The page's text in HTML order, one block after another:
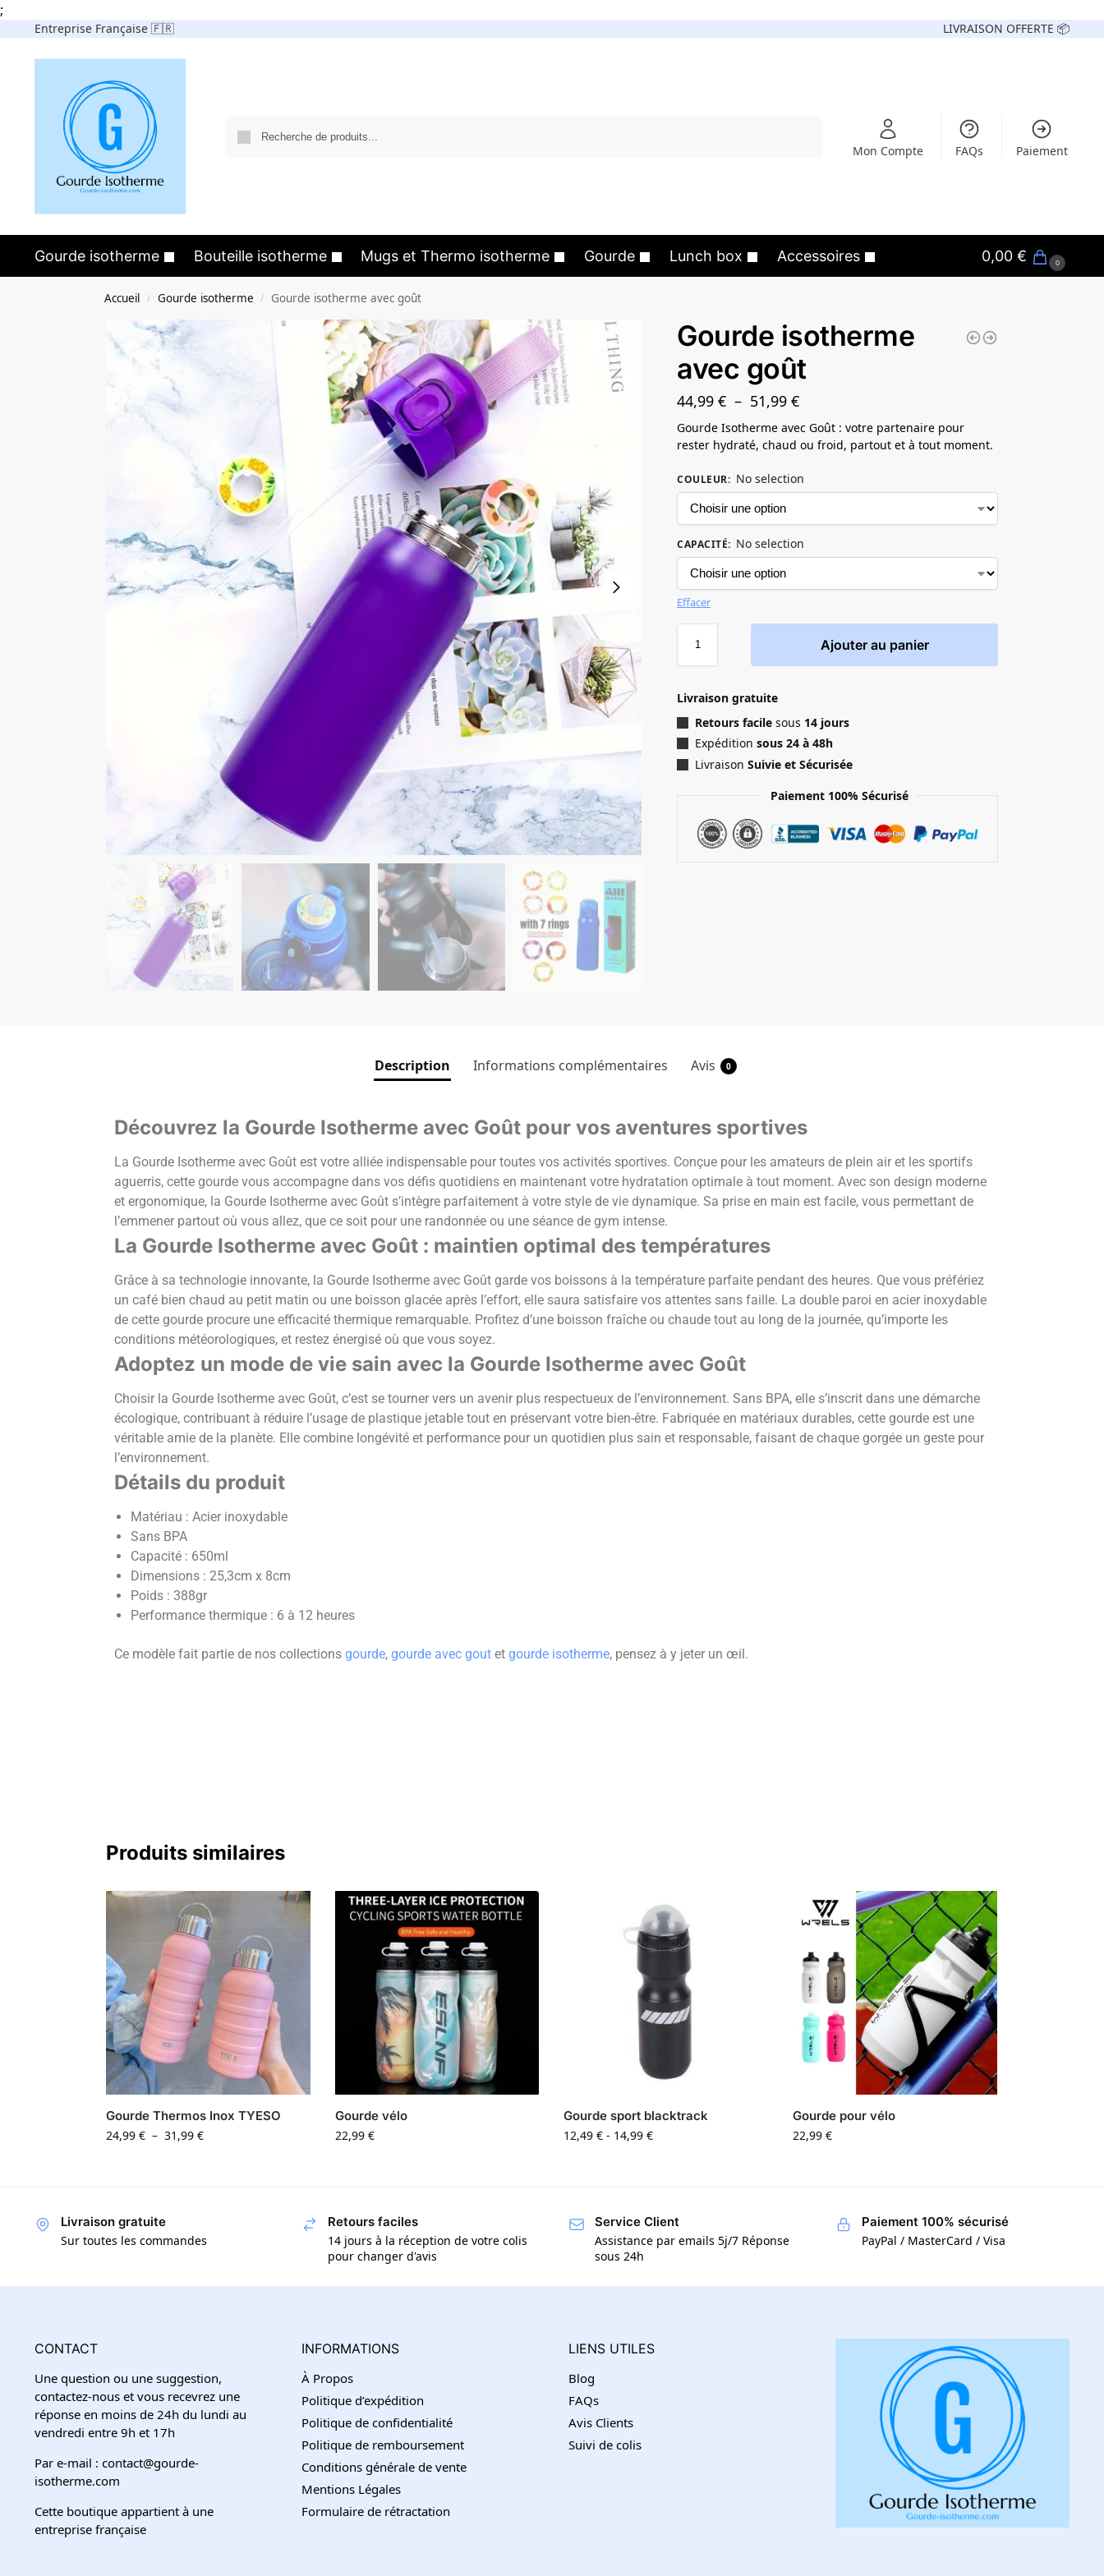
;
Entreprise Française 🇫🇷 LIVRAISON OFFERTE 📦
Mon Compte FAQs Paiement
Gourde isotherme Bouteille isotherme Mugs et Thermo isotherme Gourde Lunch box Accessoires 0,00€ 0
Accueil / Gourde isotherme / Gourde isotherme avec goût
Gourde isotherme
avec goût
44,99€ – 51,99€
Gourde Isotherme avec Goût : votre partenaire pour
rester hydraté, chaud ou froid, partout et à tout moment.
COULEUR: No selection
CAPACITÉ: No selection
Effacer
Ajouter au panier
Livraison gratuite
Retours facile sous 14 jours
Expédition sous 24 à 48h
LivraisonSuivie et Sécurisée
Paiement 100% Sécurisé
Description Informations complémentaires Avis 0
Découvrez la Gourde Isotherme avec Goût pour vos aventures sportives
La Gourde Isotherme avec Goût est votre alliée indispensable pour toutes vos activités sportives. Conçue pour les amateurs de plein air et les sportifs
aguerris, cette gourde vous accompagne dans vos défis quotidiens en maintenant votre hydratation optimale à tout moment. Avec son design moderne
et ergonomique, la Gourde Isotherme avec Goût s’intègre parfaitement à votre style de vie dynamique. Sa prise en main est facile, vous permettant de
l’emmener partout où vous allez, que ce soit pour une randonnée ou une séance de gym intense.
La Gourde Isotherme avec Goût : maintien optimal des températures
Grâce à sa technologie innovante, la Gourde Isotherme avec Goût garde vos boissons à la température parfaite pendant des heures. Que vous préfériez
un café bien chaud au petit matin ou une boisson glacée après l’effort, elle saura satisfaire vos attentes sans faille. La double paroi en acier inoxydable
de cette gourde procure une efficacité thermique remarquable. Profitez d’une boisson fraîche ou chaude tout au long de la journée, qu’importe les
conditions météorologiques, et restez énergisé où que vous soyez.
Adoptez un mode de vie sain avec la Gourde Isotherme avec Goût
Choisir la Gourde Isotherme avec Goût, c’est se tourner vers un avenir plus respectueux de l’environnement. Sans BPA, elle s’inscrit dans une démarche
écologique, contribuant à réduire l’usage de plastique jetable tout en préservant votre bien-être. Fabriquée en matériaux durables, cette gourde est une
véritable amie de la planète. Elle combine longévité et performance pour un quotidien plus sain et responsable, faisant de chaque gorgée un geste pour
l’environnement.
Détails du produit
Matériau : Acier inoxydable
Sans BPA
Capacité : 650ml
Dimensions : 25,3cm x 8cm
Poids : 388gr
Performance thermique : 6 à 12 heures
Ce modèle fait partie de nos collections gourde, gourde avec goutet gourde isotherme, pensez à y jeter un œil.
Produits similaires
Gourde Thermos Inox TYESO
24,99 € – 31,99 €
Gourde vélo
22,99 €
Gourde sport blacktrack
12,49€ - 14,99€
Gourde pour vélo
22,99€
Livraison gratuite
Sur toutes les commandes
Retours faciles
14 jours à la réception de votre colis
pour changer d'avis
Service Client
Assistance par emails 5j/7 Réponse
sous 24h
Paiement 100% sécurisé
PayPal / MasterCard / Visa
CONTACT
Une question ou une suggestion,
contactez-nous et vous recevrez une
réponse en moins de 24h du lundi au
vendredi entre 9h et 17h
Par e-mail : contact@gourde-
isotherme.com
Cette boutique appartient à une
entreprise française
INFORMATIONS
À Propos
Politique d’expédition
Politique de confidentialité
Politique de remboursement
Conditions générale de vente
Mentions Légales
Formulaire de rétractation
LIENS UTILES
Blog
FAQs
Avis Clients
Suivi de colis